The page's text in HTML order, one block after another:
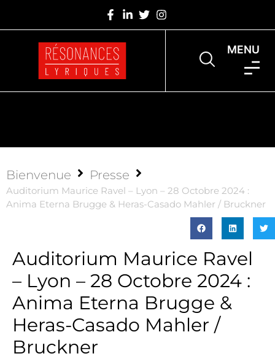
MENU
Bienvenue Presse
Auditorium Maurice Ravel – Lyon – 28 Octobre 2024 :
Anima Eterna Brugge & Heras-Casado Mahler / Bruckner
Auditorium Maurice Ravel
– Lyon – 28 Octobre 2024 :
Anima Eterna Brugge &
Heras-Casado Mahler /
Bruckner